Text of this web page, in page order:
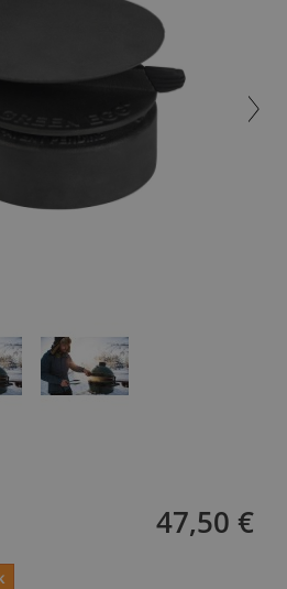
47,50 €